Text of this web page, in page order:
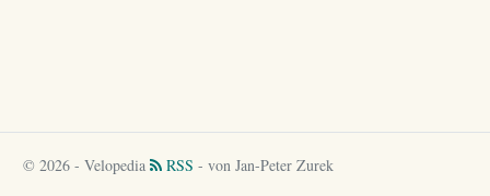
© 2026 - Velopedia RSS - von Jan-Peter Zurek